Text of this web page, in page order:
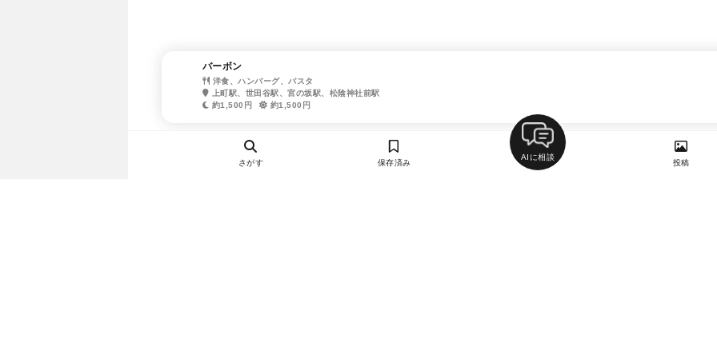
バーボン
洋食、ハンバーグ、パスタ
上町駅、世田谷駅、宮の坂駅、松陰神社前駅
約1,500円
約1,500円
さがす 保存済み
AIに相談
投稿